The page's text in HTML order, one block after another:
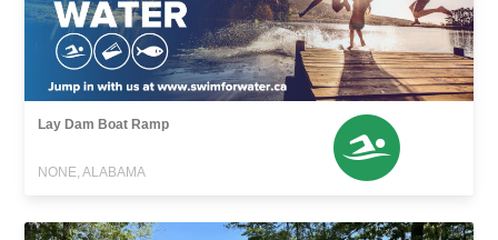
Lay Dam Boat Ramp
NONE, ALABAMA